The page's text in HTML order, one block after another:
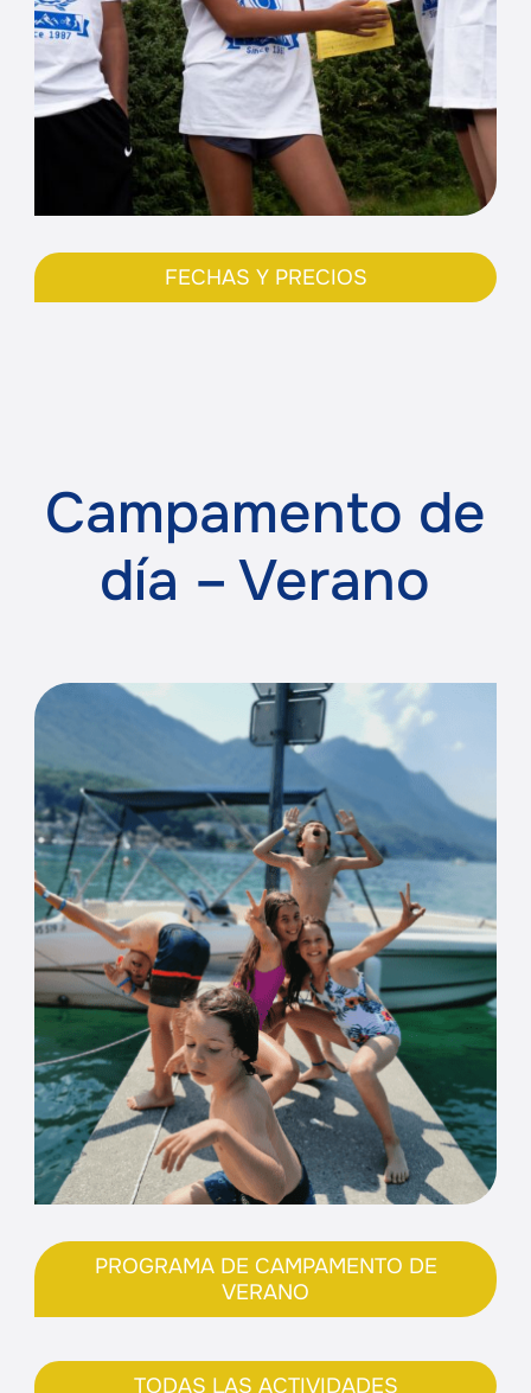
FECHAS Y PRECIOS
Campamento de
día – Verano
PROGRAMA DE CAMPAMENTO DE
VERANO
TODAS LAS ACTIVIDADES